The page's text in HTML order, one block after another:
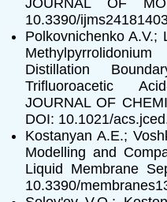
JOURNAL OF
10.3390/
Polkovnichenko A.V.;
Distillation
Trifluoroacetic
JOURNAL OF
DOI: 10.1021/
Kostanyan A.E.;
Modelling and
Liquid Membrane
10.3390/